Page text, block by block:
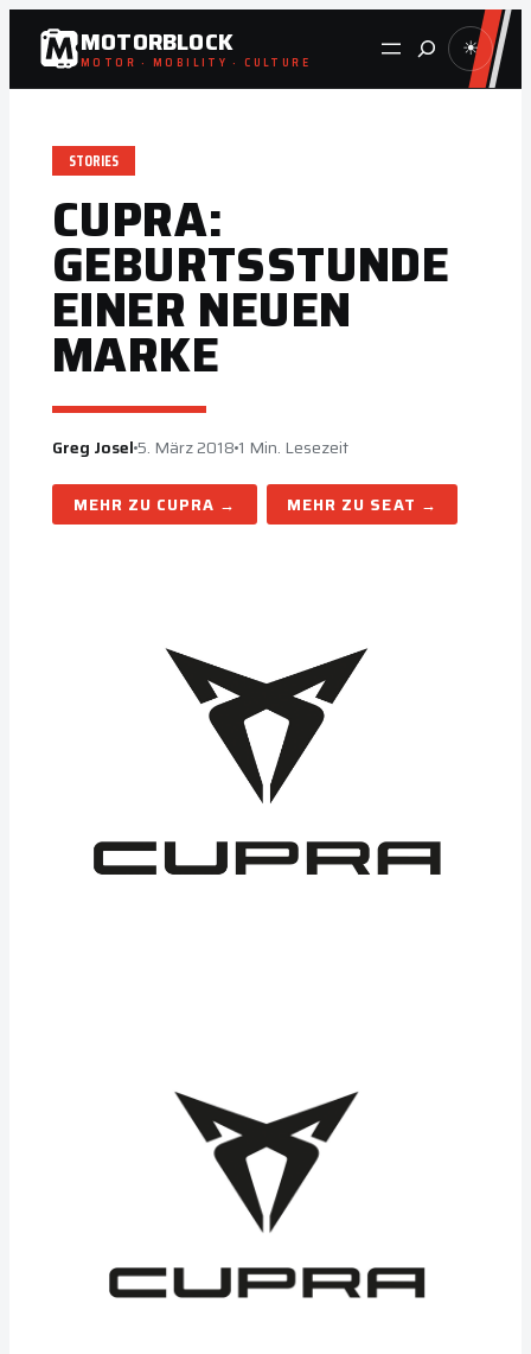
Zum
Inhalt
springen
MOTORBLOCK
MOTOR · MOBILITY · CULTURE Suche ☀
STORIES
CUPRA:
GEBURTSSTUNDE
EINER NEUEN
MARKE
Greg Josel5. März 2018 1 Min. Lesezeit
CUPRA SEAT